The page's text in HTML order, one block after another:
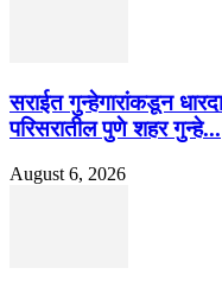
सराईत गुन्हेगारांकडून
परिसरातील पुणे शहर गुन्हे...
August 6, 2026